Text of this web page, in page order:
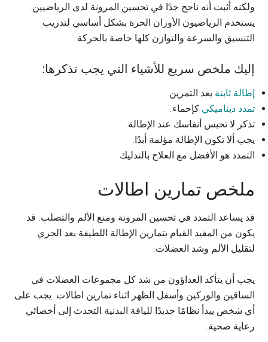
ولكنه أثبت أنه ناجح جدًا في تحسين المرونة لدى الرياضيين.
يستخدم الرياضيون الأوزان الحرة بشكل أساسي لتدريب
التنسيق والسرعة والتوازن كلها خاصة بالحركة.
إليك ملخص سريع للأشياء التي يجب تذكرها:
إطالة ثابتة بعد التمرين.
تمدد ديناميكيكإحماء.
تذكر لا تحبس أنفاسك عند الإطالة.
يجب ألا تكون الإطالة مؤلمة أبدًا.
التمدد هو الأفضل مع العلاج بالتدليك.
ملخص تمارين اطالات
قد يساعد التمدد في تحسين المرونة ومنع الألم والتصلب. قد
يكون من المفيد القيام بتمارين الإطالة اللطيفة بعد الجري
لتقليل الألم وشد العضلات.
يجب أن يتأكد العداؤون من شد كل مجموعات العضلات في
الساقين والوركين وأسفل الظهر اثناء تمارين اطالات. يجب على
أي شخص يبدأ نظامًا جديدًا للياقة البدنية التحدث إلى أخصائي
رعاية صحية.